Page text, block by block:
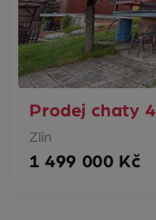
Prodej chaty
Zlín
1 499 000 Kč